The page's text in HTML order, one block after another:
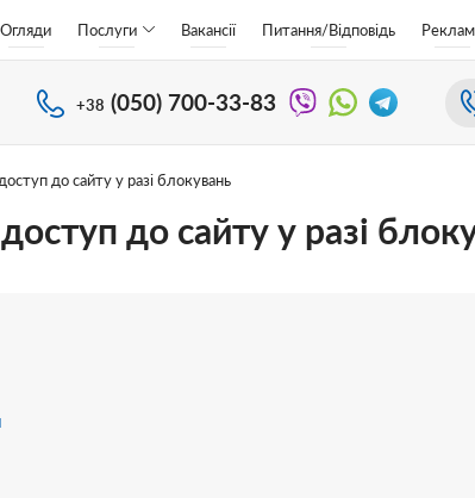
Огляди Послуги Вакансії Питання/Відповідь
+38 (050) 700-33-83
до сайту у разі блокувань
до сайту у разі